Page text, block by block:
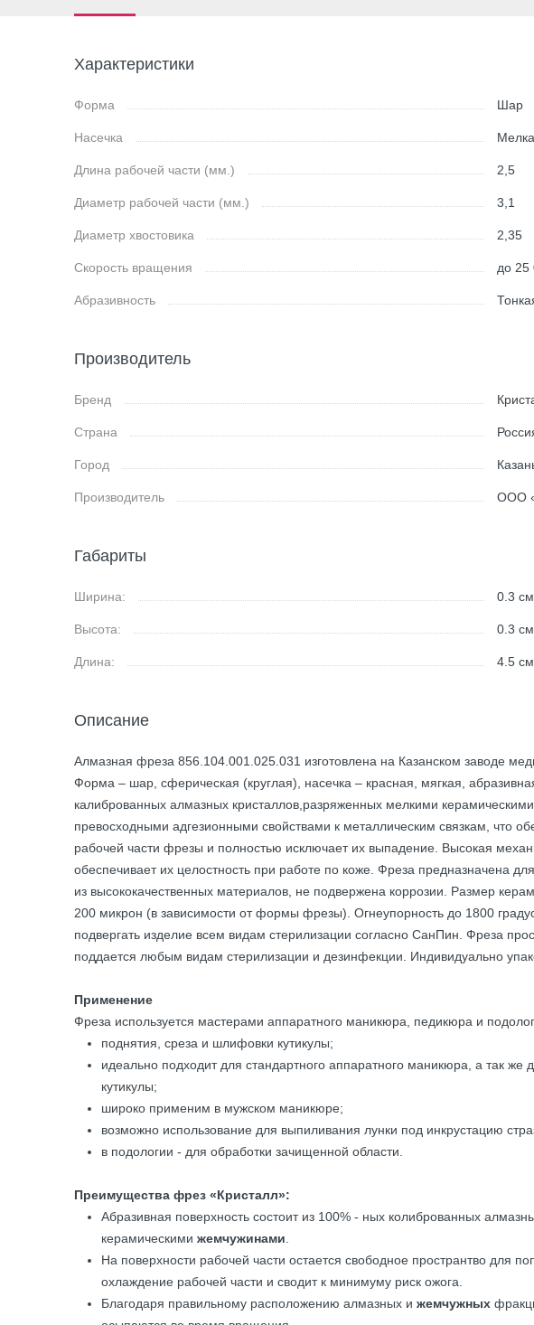
Характеристики
Форма Шар
Насечка
Длина рабочей части (мм.) 2,5
Диаметр рабочей части (мм.) 3,1
Диаметр хвостовика 2,35
Скорость вращения до 25
Абразивность
Производитель
Бренд
Страна
Город
Производитель ООО
Габариты
Ширина: 0.3 см.
Высота: 0.3 см.
Длина: 4.5 см.
Описание
Алмазная фреза 856.104.001.025.031 изготовлена на Казанском заводе
Форма – шар, сферическая (круглая), насечка – красная, мягкая,
калиброванных алмазных кристаллов,разряженных мелкими керамическими
превосходными адгезионными свойствами к металлическим связкам, что
рабочей части фрезы и полностью исключает их выпадение. Высокая
обеспечивает их целостность при работе по коже. Фреза предназначена
из высококачественных материалов, не подвержена коррозии. Размер
200 микрон (в зависимости от формы фрезы). Огнеупорность до 1800
подвергать изделие всем видам стерилизации согласно СанПин. Фреза
поддается любым видам стерилизации и дезинфекции. Индивидуально
Применение
Фреза используется мастерами аппаратного маникюра, педикюра и
поднятия, среза и шлифовки кутикулы;
идеально подходит для стандартного аппаратного маникюра, а так же
кутикулы;
широко применим в мужском маникюре;
возможно использование для выпиливания лунки под инкрустацию
в подологии - для обработки зачищенной области.
Преимущества фрез «Кристалл»:
Абразивная поверхность состоит из 100% - ных колиброванных
керамическими жемчужинами
На поверхности рабочей части остается свободное пространтво для
охлаждение рабочей части и сводит к минимуму риск ожога.
Благодаря правильному расположению алмазных и жемчужных